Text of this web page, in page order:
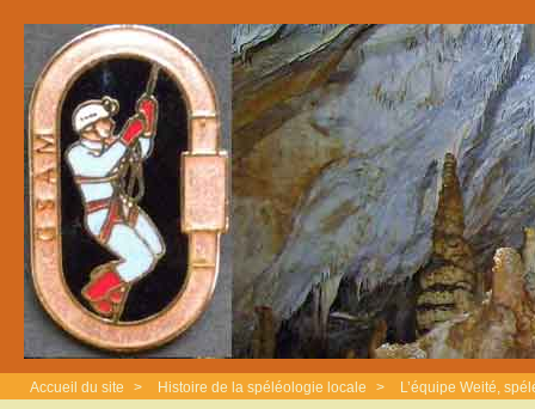
Accueil du site > Histoire de la spéléologie locale > L’équipe Weité,